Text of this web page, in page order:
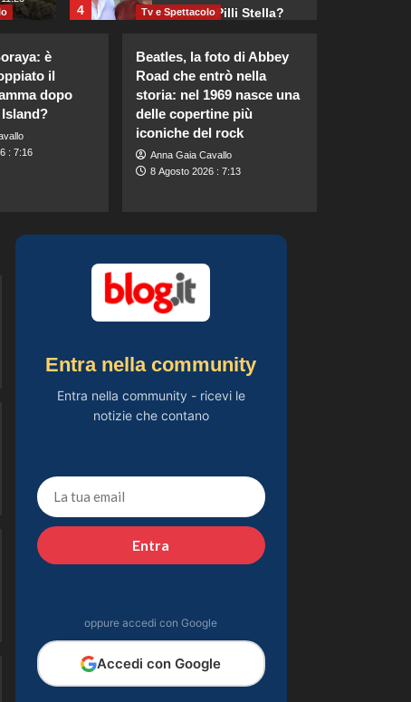
4
Alessio Pilli Stella?
Elisabetta Gregoraci
incontra la sorella in
Costa Smeralda:
momenti da ricordare
insieme.
Pantaloni bianchi di
Pippa Middleton:
Carolina Marconi
svela il terribile
momento in Pronto
Soccorso: “Temevo il
Carolina Marconi in
vacanza: “Pressione
alta, nausea e mal di
testa, ho temuto il
vacanza da sola:
finita la relazione con
Alessio Pilli Stella?
Elisabetta Gregoraci
insieme.
è
il
dopo
: 7:16
Tv e Spettacolo
Beatles, la foto di Abbey
Road che entrò nella
storia: nel 1969 nasce una
delle copertine più
iconiche del rock
Anna Gaia Cavallo
8 Agosto 2026 : 7:13
Entra nella community
Entra nella community - ricevi le
notizie che contano
Entra
oppure accedi con Google
Accedi con Google